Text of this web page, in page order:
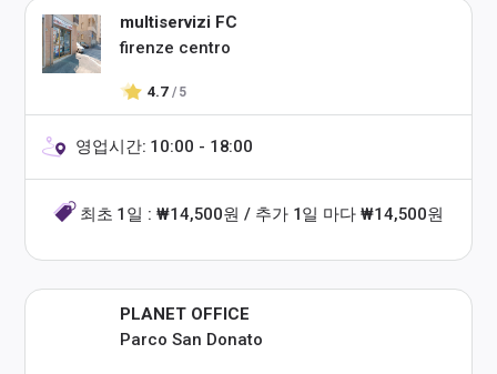
multiservizi FC
firenze centro
4.7 / 5
영업시간: 10:00 - 18:00
최초 1일 : ₩14,500원 / 추가 1일 마다 ₩14,500원
PLANET OFFICE
Parco San Donato